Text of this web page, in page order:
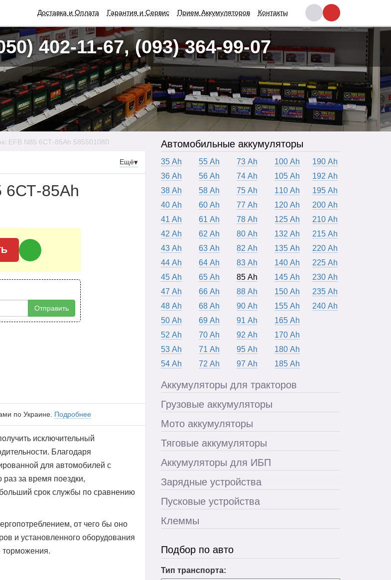
402-11-67, (093) 364-99-07
EFB N85 6СТ-85Ah 585501080
Ещё▾
6СТ-85Ah
Отправить
по Украине. Подробнее
исключительный
Благодаря
для автомобилей с
раз за время поездки,
срок службы по сравнению
от чего бы оно
и установленного оборудования
торможения.
Автомобильные аккумуляторы
35 Ah
36 Ah
38 Ah
40 Ah
41 Ah
42 Ah
43 Ah
44 Ah
45 Ah
47 Ah
48 Ah
50 Ah
52 Ah
53 Ah
54 Ah
55 Ah
56 Ah
58 Ah
60 Ah
61 Ah
62 Ah
63 Ah
64 Ah
65 Ah
66 Ah
68 Ah
69 Ah
70 Ah
71 Ah
72 Ah
73 Ah
74 Ah
75 Ah
77 Ah
78 Ah
80 Ah
82 Ah
83 Ah
85 Ah
88 Ah
90 Ah
91 Ah
92 Ah
95 Ah
97 Ah
100 Ah
105 Ah
110 Ah
120 Ah
125 Ah
132 Ah
135 Ah
140 Ah
145 Ah
150 Ah
155 Ah
165 Ah
170 Ah
180 Ah
185 Ah
190 Ah
192 Ah
195 Ah
200 Ah
210 Ah
215 Ah
220 Ah
225 Ah
230 Ah
235 Ah
240 Ah
Аккумуляторы для тракторов
Грузовые аккумуляторы
Мото аккумуляторы
Тяговые аккумуляторы
Аккумуляторы для ИБП
Зарядные устройства
Пусковые устройства
Клеммы
Подбор по авто
Тип транспорта:
Доставка и Оплата Гарантия и Сервис Прием Аккумуляторов Контакты